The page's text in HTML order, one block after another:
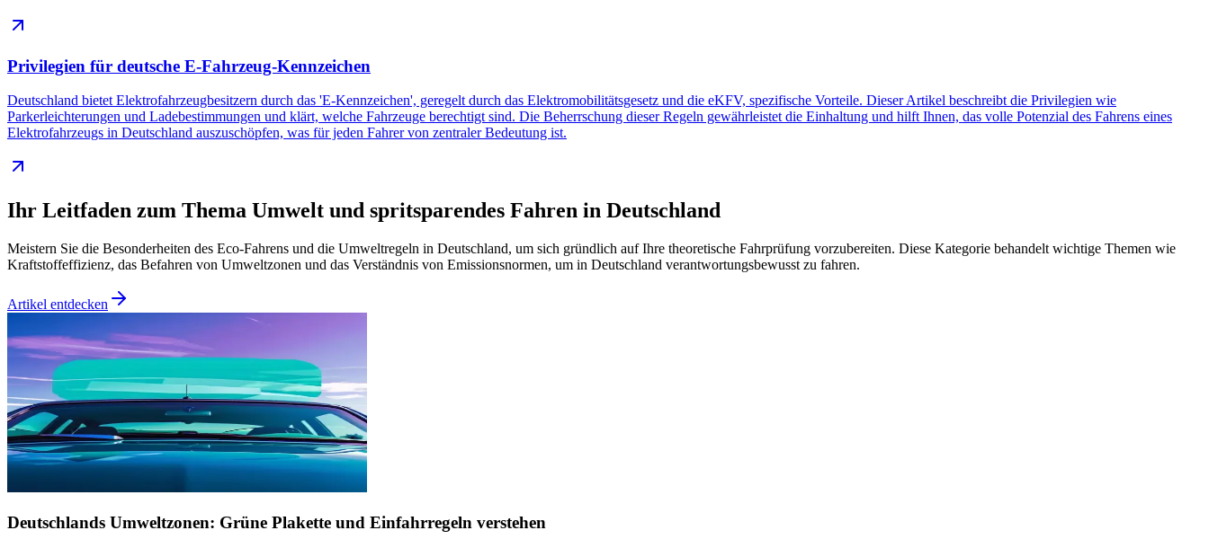
Privilegien für deutsche E-Fahrzeug-Kennzeichen
Deutschland bietet Elektrofahrzeugbesitzern durch das 'E-Kennzeichen', geregelt durch das Elektromobilitätsgesetz und die eKFV, spezifische Vorteile. Dieser Artikel beschreibt die Privilegien wie
Parkerleichterungen und Ladebestimmungen und klärt, welche Fahrzeuge berechtigt sind. Die Beherrschung dieser Regeln gewährleistet die Einhaltung und hilft Ihnen, das volle Potenzial des Fahrens eines
Elektrofahrzeugs in Deutschland auszuschöpfen, was für jeden Fahrer von zentraler Bedeutung ist.
Ihr Leitfaden zum Thema Umwelt und spritsparendes Fahren in Deutschland
Meistern Sie die Besonderheiten des Eco-Fahrens und die Umweltregeln in Deutschland, um sich gründlich auf Ihre theoretische Fahrprüfung vorzubereiten. Diese Kategorie behandelt wichtige Themen wie
Kraftstoffeffizienz, das Befahren von Umweltzonen und das Verständnis von Emissionsnormen, um in Deutschland verantwortungsbewusst zu fahren.
Artikel entdecken
Deutschlands Umweltzonen: Grüne Plakette und Einfahrregeln verstehen